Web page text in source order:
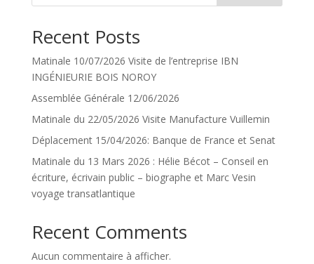
Recent Posts
Matinale 10/07/2026 Visite de l’entreprise IBN
INGÉNIEURIE BOIS NOROY
Assemblée Générale 12/06/2026
Matinale du 22/05/2026 Visite Manufacture Vuillemin
Déplacement 15/04/2026: Banque de France et Senat
Matinale du 13 Mars 2026 : Hélie Bécot – Conseil en
écriture, écrivain public – biographe et Marc Vesin
voyage transatlantique
Recent Comments
Aucun commentaire à afficher.